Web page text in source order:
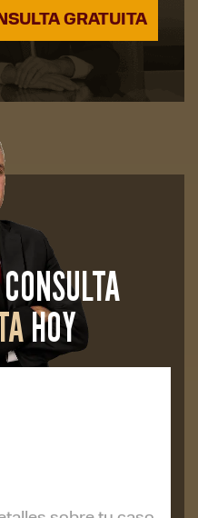
GRATUITA
HOY